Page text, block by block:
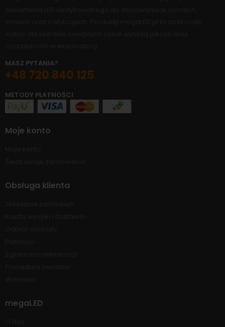
MASZ PYTANIA?
+48 720 840 125
METODY PŁATNOŚCI
Moje konto
Obsługa klienta
megaLED